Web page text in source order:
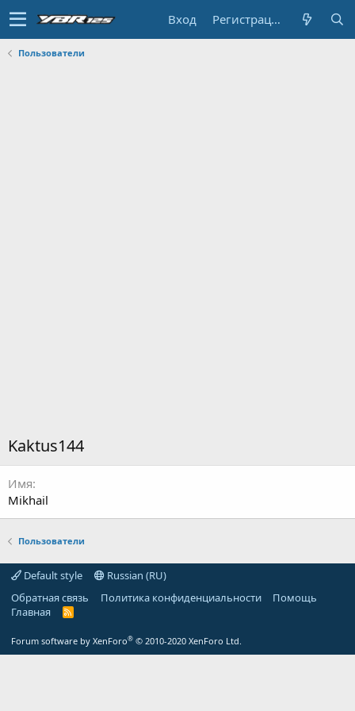
Вход Регистрация
Пользователи
Kaktus144
Имя
Mikhail
Пользователи
Default style
Russian (RU)
Обратная связь
Политика конфиденциальности
Помощь
Главная
R
Forum software by XenForo® © 2010-2020 XenForo Ltd.